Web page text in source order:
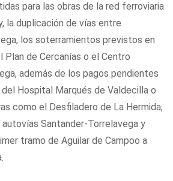
para las obras de la red ferroviaria
la duplicación de vías entre
los soterramientos previstos en
Plan de Cercanías o el Centro
además de los pagos pendientes
Hospital Marqués de Valdecilla o
como el Desfiladero de La Hermida,
Santander-Torrelavega y
tramo de Aguilar de Campoo a